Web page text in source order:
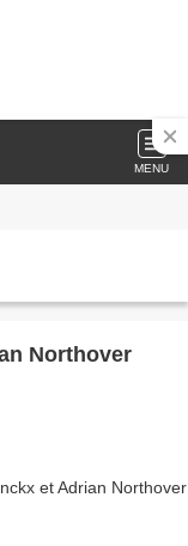
MENU
Northover